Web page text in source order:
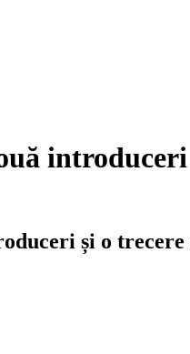
și o trecere